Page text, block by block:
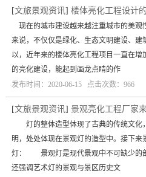
[文旅景观资讯] 楼体亮化工程设计
现在的城市建设越来越注重城市的美观
来说，不仅仅是绿化、生态文明建设、
以，近年来的楼体亮化工程项目一直在
的亮化建设，能起到画龙点睛的作
发布时间：2020-06-15 点击次数：966
[文旅景观资讯] 景观亮化工程厂家
灯的整体造型体现了古典的传统文化
明，处处体现在景观灯的造型中。接下
灯： 景观灯是现代景观中不可缺少的部
还强调艺术灯的景观与景区历史文